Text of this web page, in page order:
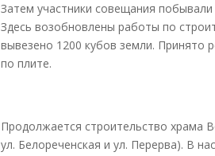
Затем участники совещания
Здесь возобновлены работы по
вывезено 1200 кубов земли. Принято
по плите.
Продолжается строительство храма
ул. Белореченская и ул. Перерва). В